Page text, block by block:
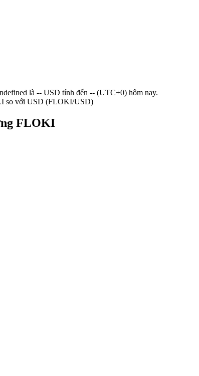
là -- USD tính đến -- (UTC+0) hôm nay.
so với USD (FLOKI/USD)
FLOKI